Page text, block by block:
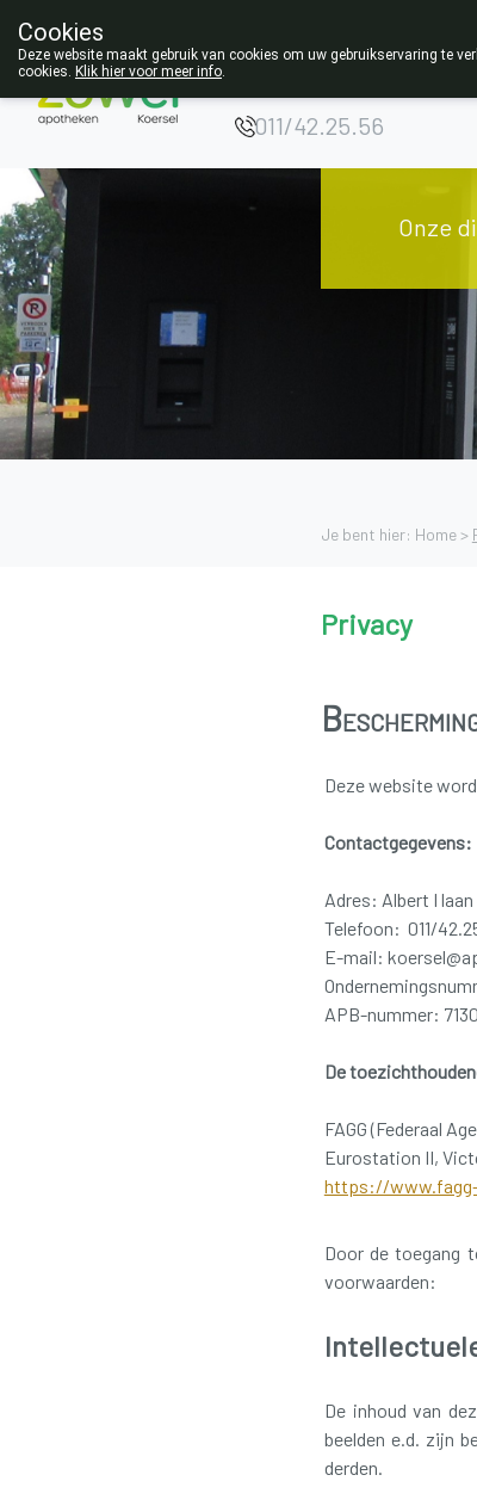
Opgelet:
011/42.25.56
Onze
Je bent hier: Home >
Privacy
Deze website
Contactgegevens:
Adres: Albert I laan
Telefoon: 011/
E-mail:
APB-nummer:
De
FAGG (Federaal
Eurostation II,
https://
Door de toegang
voorwaarden:
De inhoud van
beelden e.d. zijn
derden.
Cookies
Deze website maakt gebruik van cookies om uw gebruikservaring te
cookies. Klik hier voor meer info.